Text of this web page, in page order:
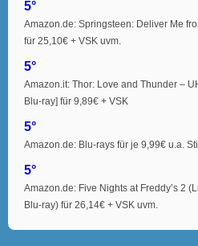
5°
Amazon.de: Springsteen: Deliver Me
für 25,10€ + VSK uvm.
5°
Amazon.it: Thor: Love and Thunder –
Blu-ray] für 9,89€ + VSK
5°
Amazon.de: Blu-rays für je 9,99€ u.a.
5°
Amazon.de: Five Nights at Freddy’s 2
Blu-ray) für 26,14€ + VSK uvm.